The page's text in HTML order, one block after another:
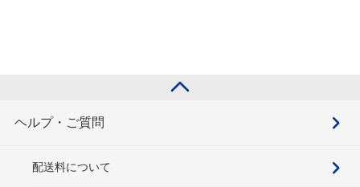
ヘルプ・ご質問
配送料について